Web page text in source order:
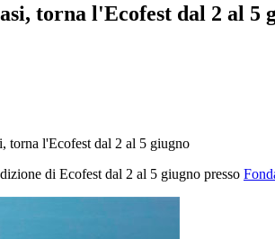
torna l'Ecofest dal 2 al 5
torna l'Ecofest dal 2 al 5 giugno
di Ecofest dal 2 al 5 giugno presso